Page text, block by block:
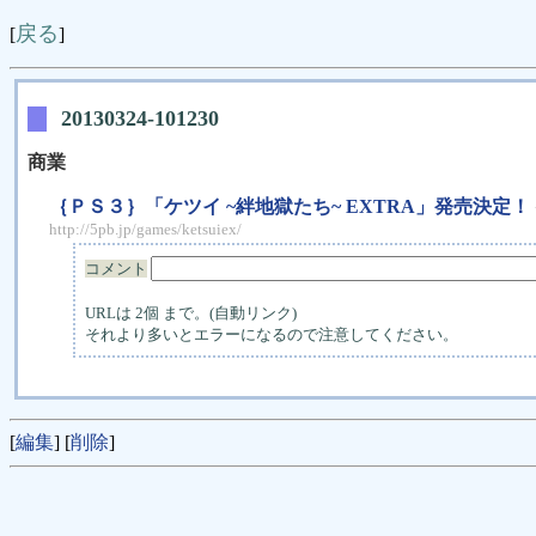
[戻る]
20130324-101230
商業
｛ＰＳ３｝「ケツイ ~絆地獄たち~ EXTRA」発売決定！
http://5pb.jp/games/ketsuiex/
コメント
URLは 2個 まで。(自動リンク)
それより多いとエラーになるので注意してください。
[編集] [削除]